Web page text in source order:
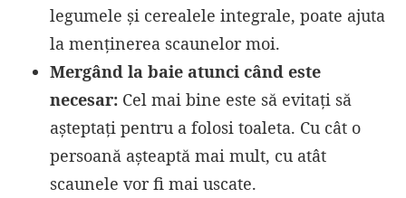
legumele și cerealele integrale, poate ajuta
la menținerea scaunelor moi.
Mergând la baie atunci când este
necesar: Cel mai bine este să evitați să
așteptați pentru a folosi toaleta. Cu cât o
persoană așteaptă mai mult, cu atât
scaunele vor fi mai uscate.